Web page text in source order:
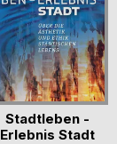
Stadtleben -
Erlebnis Stadt